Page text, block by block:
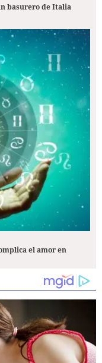
basurero de Italia
el amor en